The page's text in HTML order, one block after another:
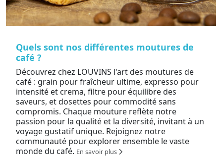
Quels sont nos différentes moutures de
café ?
Découvrez chez LOUVINS l'art des moutures de
café : grain pour fraîcheur ultime, expresso pour
intensité et crema, filtre pour équilibre des
saveurs, et dosettes pour commodité sans
compromis. Chaque mouture reflète notre
passion pour la qualité et la diversité, invitant à un
voyage gustatif unique. Rejoignez notre
communauté pour explorer ensemble le vaste
monde du café. En savoir plus